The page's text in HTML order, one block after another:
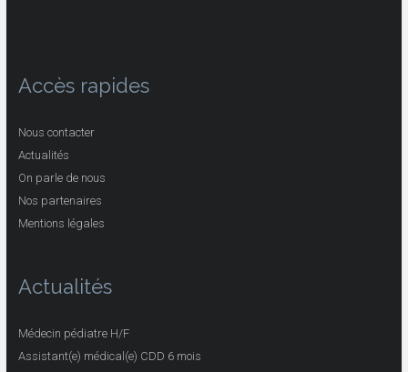
Accès rapides
Nous contacter
Actualités
On parle de nous
Nos partenaires
Mentions légales
Actualités
Médecin pédiatre H/F
Assistant(e) médical(e) CDD 6 mois